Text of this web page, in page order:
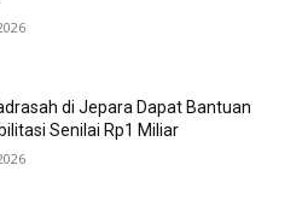
di Jepara Dapat Bantuan
Senilai Rp1 Miliar